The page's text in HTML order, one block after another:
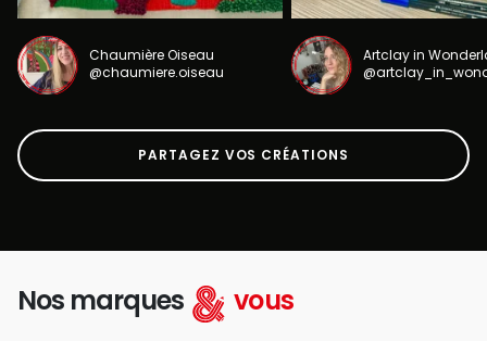
Chaumière Oiseau
@chaumiere.oiseau
Artclay in
PARTAGEZ VOS CRÉATIONS
Nos marques vous